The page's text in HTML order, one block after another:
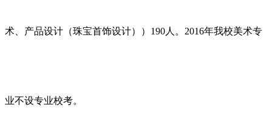
术、产品设计（珠宝首饰设计））190人。2016年我校美术专
业不设专业校考。